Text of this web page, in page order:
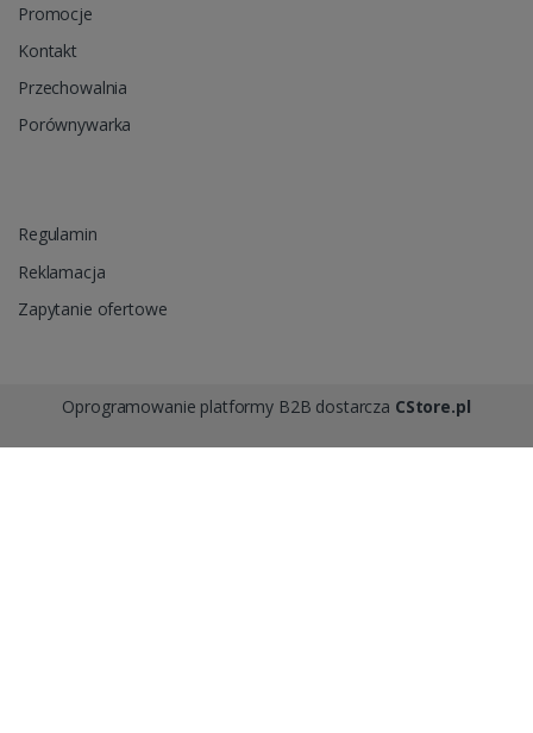
Promocje
Kontakt
Przechowalnia
Porównywarka
Regulamin
Reklamacja
Zapytanie ofertowe
Oprogramowanie platformy B2B dostarcza CStore.pl